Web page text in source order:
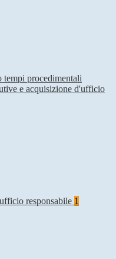
tempi procedimentali
e acquisizione d'ufficio
responsabile 1